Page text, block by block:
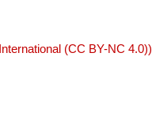
(CC BY-NC 4.0))